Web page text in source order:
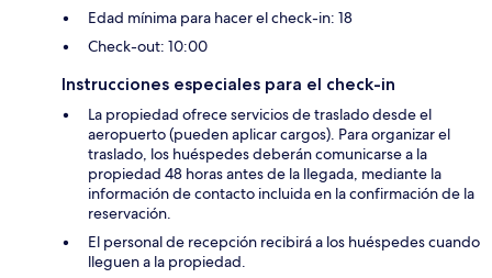
Edad mínima para hacer el check-in: 18
Check-out: 10:00
Instrucciones especiales para el check-in
La propiedad ofrece servicios de traslado desde el
aeropuerto (pueden aplicar cargos). Para organizar el
traslado, los huéspedes deberán comunicarse a la
propiedad 48 horas antes de la llegada, mediante la
información de contacto incluida en la confirmación de la
reservación.
El personal de recepción recibirá a los huéspedes cuando
lleguen a la propiedad.